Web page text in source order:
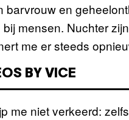
barvrouw en
bij mensen. Nuchter
me er steeds
BY VICE
me niet verkeerd: